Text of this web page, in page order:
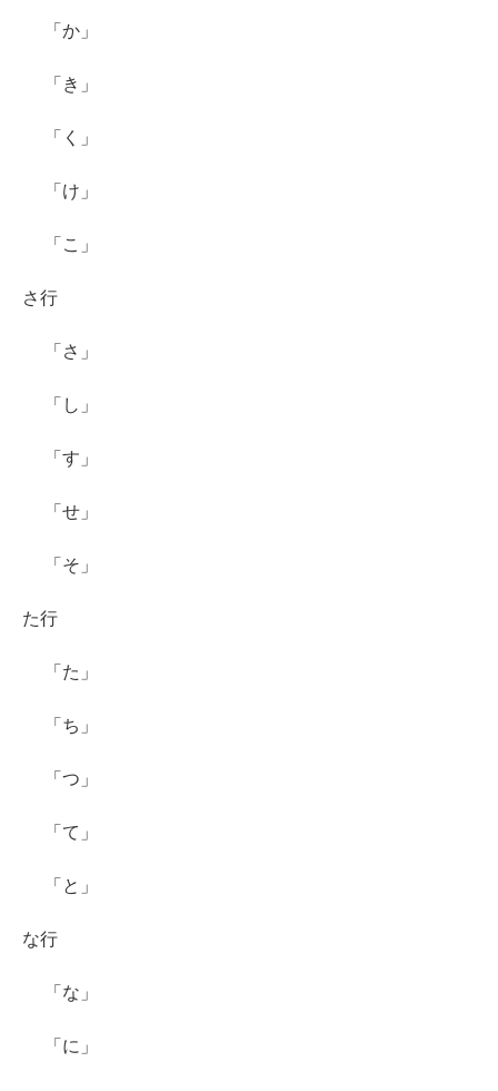
「か」
「き」
「く」
「け」
「こ」
さ行
「さ」
「し」
「す」
「せ」
「そ」
た行
「た」
「ち」
「つ」
「て」
「と」
な行
「な」
「に」